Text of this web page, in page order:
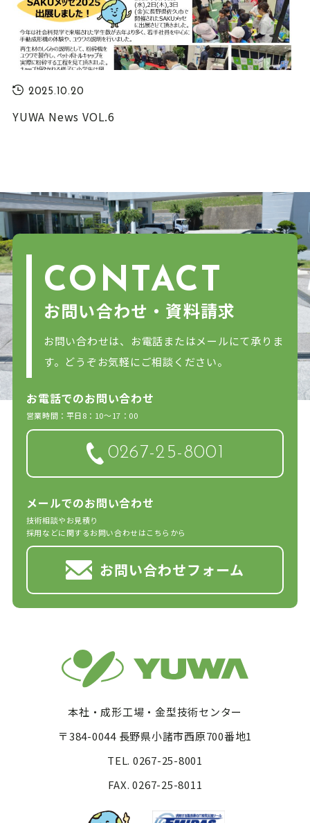
2025.10.20
YUWA News VOL.6
CONTACT
お問い合わせ・資料請求
お問い合わせは、お電話またはメールにて承りま
す。どうぞお気軽にご相談ください。
お電話でのお問い合わせ
営業時間：平日8：10～17：00
0267-25-8001
メールでのお問い合わせ
技術相談やお見積り
採用などに関するお問い合わせはこちらから
お問い合わせフォーム
本社・成形工場・金型技術センター
〒384-0044 長野県小諸市西原700番地1
TEL. 0267-25-8001
FAX. 0267-25-8011